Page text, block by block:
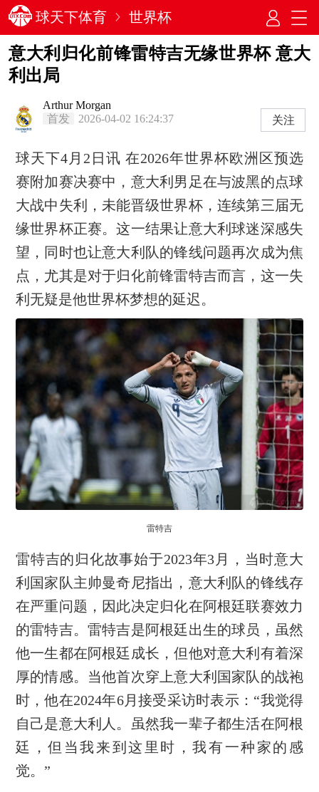
球天下体育 世界杯
意大利归化前锋雷特吉无缘世界杯 意大
利出局
Arthur Morgan
首发
2026-04-02 16:24:37 关注
球天下4月2日讯 在2026年世界杯欧洲区预选
赛附加赛决赛中，意大利男足在与波黑的点球
大战中失利，未能晋级世界杯，连续第三届无
缘世界杯正赛。这一结果让意大利球迷深感失
望，同时也让意大利队的锋线问题再次成为焦
点，尤其是对于归化前锋雷特吉而言，这一失
利无疑是他世界杯梦想的延迟。
雷特吉
雷特吉的归化故事始于2023年3月，当时意大
利国家队主帅曼奇尼指出，意大利队的锋线存
在严重问题，因此决定归化在阿根廷联赛效力
的雷特吉。雷特吉是阿根廷出生的球员，虽然
他一生都在阿根廷成长，但他对意大利有着深
厚的情感。当他首次穿上意大利国家队的战袍
时，他在2024年6月接受采访时表示：“我觉得
自己是意大利人。虽然我一辈子都生活在阿根
廷，但当我来到这里时，我有一种家的感
觉。”